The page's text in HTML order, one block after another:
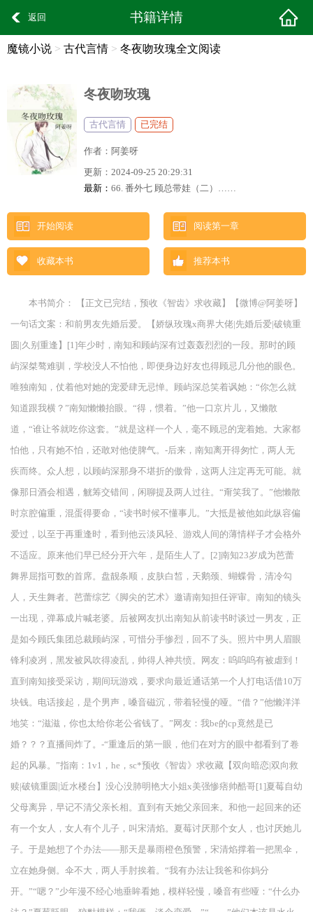
返回 书籍详情
魔镜小说 > 古代言情 > 冬夜吻玫瑰全文阅读
冬夜吻玫瑰
古代言情 已完结
作者： 阿姜呀
更新： 2024-09-25 20:29:31
最新： 66. 番外七 顾总带娃（二）……
开始阅读 阅读第一章
收藏本书 推荐本书
本书简介： 【正文已完结，预收《智齿》求收藏】【微博@阿姜呀】
一句话文案：和前男友先婚后爱。【娇纵玫瑰x商界大佬|先婚后爱|破镜重
圆|久别重逢】[1]年少时，南知和顾屿深有过轰轰烈烈的一段。那时的顾
屿深桀骜难驯，学校没人不怕他，即便身边好友也得顾忌几分他的眼色。
唯独南知，仗着他对她的宠爱肆无忌惮。顾屿深总笑着讽她：“你怎么就
知道跟我横？”南知懒懒抬眼。“得，惯着。”他一口京片儿，又懒散
道，“谁让爷就吃你这套。”就是这样一个人，毫不顾忌的宠着她。大家都
怕他，只有她不怕，还敢对他使脾气。-后来，南知离开得匆忙，两人无
疾而终。众人想，以顾屿深那身不堪折的傲骨，这两人注定再无可能。就
像那日酒会相遇，觥筹交错间，闲聊提及两人过往。“甭笑我了。”他懒散
时京腔偏重，混蛋得要命，“读书时候不懂事儿。”大抵是被他如此纵容偏
爱过，以至于再重逢时，看到他云淡风轻、游戏人间的薄情样子才会格外
不适应。原来他们早已经分开六年，是陌生人了。[2]南知23岁成为芭蕾
舞界屈指可数的首席。盘靓条顺，皮肤白皙，天鹅颈、蝴蝶骨，清冷勾
人，天生舞者。芭蕾综艺《脚尖的艺术》邀请南知担任评审。南知的镜头
一出现，弹幕成片喊老婆。后被网友扒出南知从前读书时谈过一男友，正
是如今顾氏集团总裁顾屿深，可惜分手惨烈，回不了头。照片中男人眉眼
锋利凌冽，黑发被风吹得凌乱，帅得人神共愤。网友：呜呜呜有被虐到！
直到南知接受采访，期间玩游戏，要求向最近通话第一个人打电话借10万
块钱。电话接起，是个男声，嗓音磁沉，带着轻慢的哑。“借？”他懒洋洋
地笑：“滋滋，你也太给你老公省钱了。”网友：我be的cp竟然是已
婚？？？直播间炸了。-“重逢后的第一眼，他们在对方的眼中都看到了卷
起的风暴。”指南：1v1，he，sc*预收《智齿》求收藏【双向暗恋|双向救
赎|破镜重圆|近水楼台】没心没肺明艳大小姐x美强惨痞帅酷哥[1]夏莓自幼
父母离异，早记不清父亲长相。直到有天她父亲回来。和他一起回来的还
有一个女人，女人有个儿子，叫宋清焰。夏莓讨厌那个女人，也讨厌她儿
子。于是她想了个办法——那天是暴雨橙色预警，宋清焰撑着一把黑伞，
立在她身侧。伞不大，两人手肘挨着。“我有办法让我爸和你妈分
开。”“嗯？”少年漫不经心地垂眸看她，模样轻慢，嗓音有些哑：“什么办